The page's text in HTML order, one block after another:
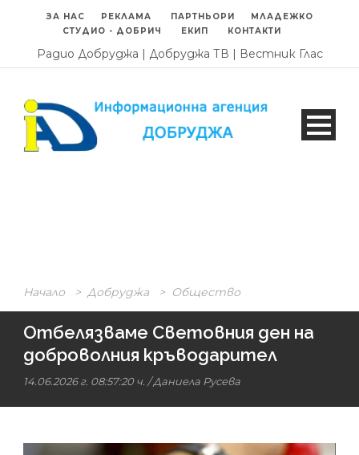
ЗА НАС РЕКЛАМА ПАРТНЬОРИ
МЛАДЕЖКО
СТУДИО - ДОБРИЧ
ЕКИП КОНТАКТИ
Радио Добруджа | Добруджа ТВ | Вестник Глас
Начало > Добруджа > Общество
Отбелязваме Световния ден на
доброволния кръводарител
14.06.2026 г. 08:57:20 ч. /Даниела Русева